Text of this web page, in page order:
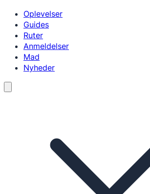
Oplevelser
Guides
Ruter
Anmeldelser
Mad
Nyheder